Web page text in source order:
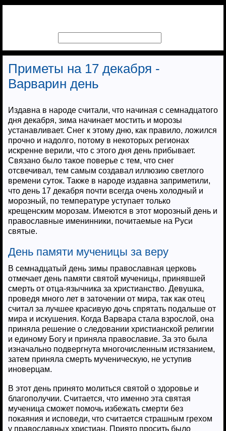
Приметы на 17 декабря -
Варварин день
Издавна в народе считали, что начиная с семнадцатого
дня декабря, зима начинает мостить и морозы
устанавливает. Снег к этому дню, как правило, ложился
прочно и надолго, потому в некоторых регионах
искренне верили, что с этого дня день прибывает.
Связано было такое поверье с тем, что снег
отсвечивал, тем самым создавал иллюзию светлого
времени суток. Также в народе издавна заприметили,
что день 17 декабря почти всегда очень холодный и
морозный, по температуре уступает только
крещенским морозам. Имеются в этот морозный день и
православные именинники, почитаемые на Руси
святые.
День памяти мученицы за веру
В семнадцатый день зимы православная церковь
отмечает день памяти святой мученицы, принявшей
смерть от отца-язычника за христианство. Девушка,
проведя много лет в заточении от мира, так как отец
считал за лучшее красивую дочь спрятать подальше от
мира и искушения. Когда Варвара стала взрослой, она
приняла решение о следовании христианской религии
и единому Богу и приняла православие. За это была
изначально подвергнута многочисленным истязанием,
затем приняла смерть мученическую, не уступив
иноверцам.
В этот день принято молиться святой о здоровье и
благополучии. Считается, что именно эта святая
мученица сможет помочь избежать смерти без
покаяния и исповеди, что считается страшным грехом
у православных христиан. Приято просить было